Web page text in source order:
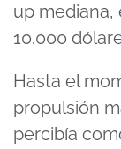
up mediana,
10.000
Hasta el
propulsión
percibía